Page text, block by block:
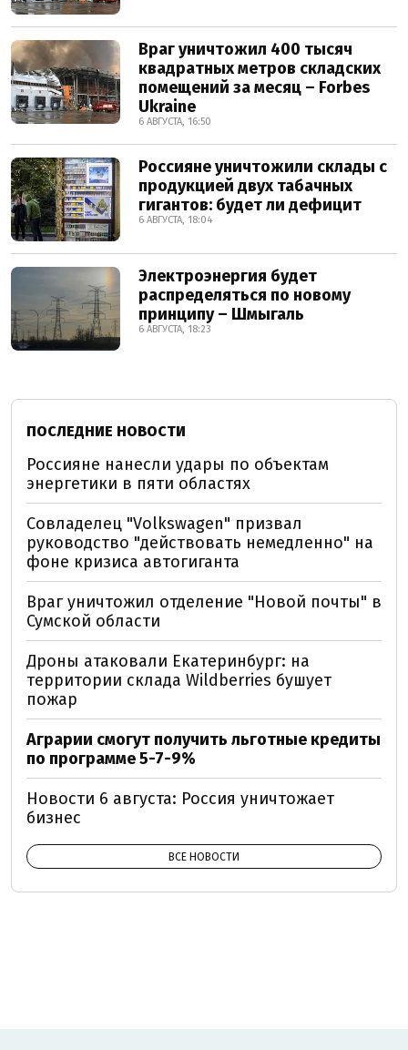
Враг уничтожил 400 тысяч
квадратных метров складских
помещений за месяц – Forbes
Ukraine
6 АВГУСТА, 16:50
Россияне уничтожили склады с
продукцией двух табачных
гигантов: будет ли дефицит
6 АВГУСТА, 18:04
Электроэнергия будет
распределяться по новому
принципу – Шмыгаль
6 АВГУСТА, 18:23
ПОСЛЕДНИЕ НОВОСТИ
Россияне нанесли удары по объектам
энергетики в пяти областях
Совладелец "Volkswagen" призвал
руководство "действовать немедленно" на
фоне кризиса автогиганта
Враг уничтожил отделение "Новой почты" в
Сумской области
Дроны атаковали Екатеринбург: на
территории склада Wildberries бушует
пожар
Аграрии смогут получить льготные кредиты
по программе 5-7-9%
Новости 6 августа: Россия уничтожает
бизнес
ВСЕ НОВОСТИ